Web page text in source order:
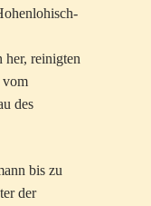
her, reinigten
vom
des
bis zu
der